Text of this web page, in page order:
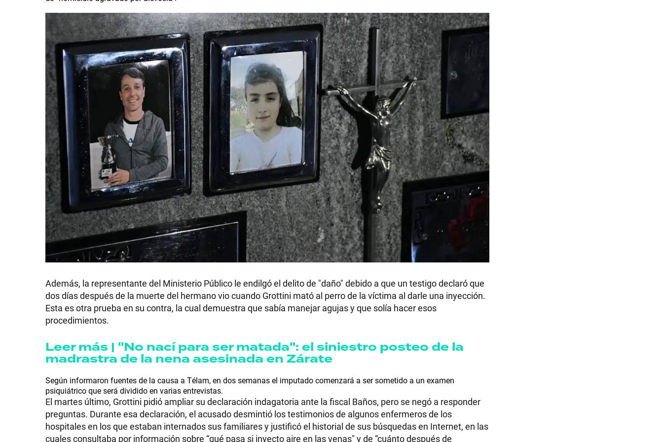
Además, la representante del Ministerio Público le endilgó el delito de "daño" debido a que un testigo declaró que
dos días después de la muerte del hermano vio cuando Grottini mató al perro de la víctima al darle una inyección.
Esta es otra prueba en su contra, la cual demuestra que sabía manejar agujas y que solía hacer esos
procedimientos.
Leer más | "No nací para ser matada": el siniestro posteo de la
madrastra de la nena asesinada en Zárate
Según informaron fuentes de la causa a Télam, en dos semanas el imputado comenzará a ser sometido a un examen
psiquiátrico que será dividido en varias entrevistas.
El martes último, Grottini pidió ampliar su declaración indagatoria ante la fiscal Baños, pero se negó a responder
preguntas. Durante esa declaración, el acusado desmintió los testimonios de algunos enfermeros de los
hospitales en los que estaban internados sus familiares y justificó el historial de sus búsquedas en Internet, en las
cuales consultaba por información sobre “qué pasa si inyecto aire en las venas" y de “cuánto después de
GRAN
HERMANO
SALUD
DEPORTES
TECNOLOGÍA